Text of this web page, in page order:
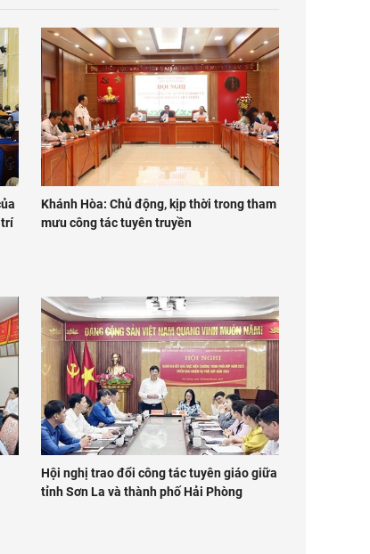
trí
Khánh Hòa: Chủ động, kịp thời trong tham
mưu công tác tuyên truyền
Hội nghị trao đổi công tác tuyên giáo giữa
tỉnh Sơn La và thành phố Hải Phòng